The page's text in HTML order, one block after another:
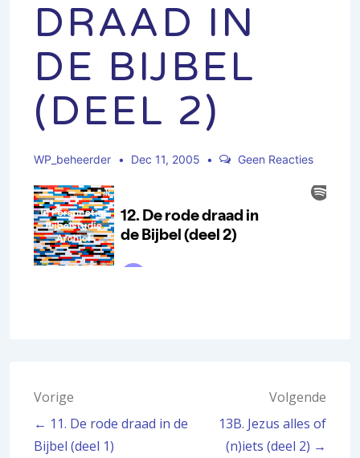
DRAAD IN
DE BIJBEL
(DEEL 2)
WP_beheerder Dec 11, 2005 Geen Reacties
Bericht
navigatie
Vorige
← 11. De rode draad in de
Bijbel (deel 1)
Volgende
13B. Jezus alles of
(n)iets (deel 2) →